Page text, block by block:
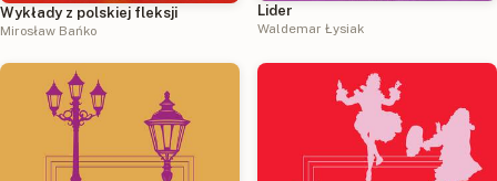
Wykłady z polskiej fleksji
Mirosław Bańko
Lider
Waldemar Łysiak